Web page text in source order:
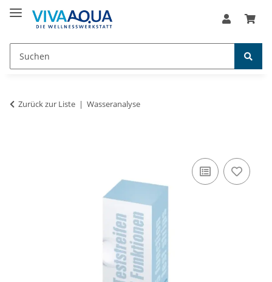
Zurück zur Liste Wasseranalyse